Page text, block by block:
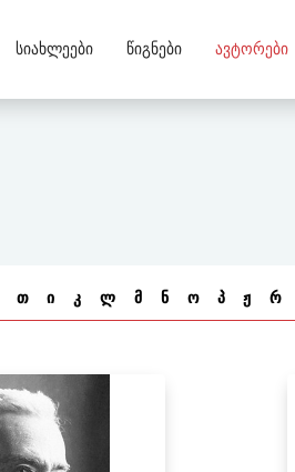
Სიახლეები Წიგნები Ავტორები
თ ი კ ლ მ ნ ო პ ჟ რ